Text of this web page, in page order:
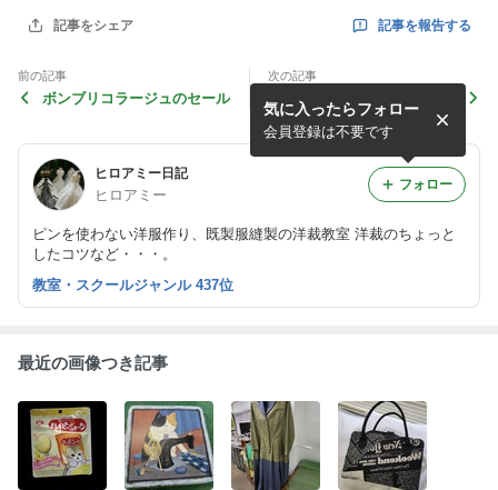
記事をシェア 記事を報告する
前の記事
ボンブリコラージュのセール
次の記事
ヒロアミー日記
ヒロアミー
ピンを使わない洋服作り、既製服縫製の洋裁教室 洋裁のちょっと
したコツなど・・・。
気に入ったらフォロー
会員登録は不要です
フォロー
教室・スクールジャンル 437位
最近の画像つき記事